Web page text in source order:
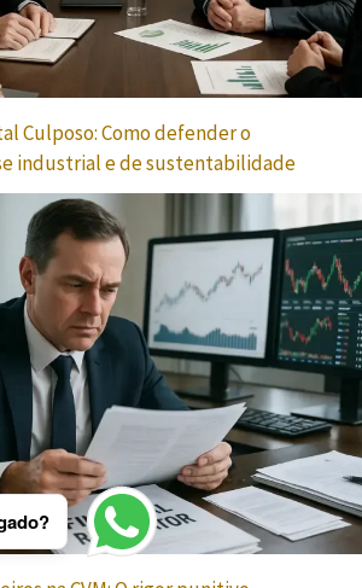
Culposo: Como defender o
industrial e de sustentabilidade